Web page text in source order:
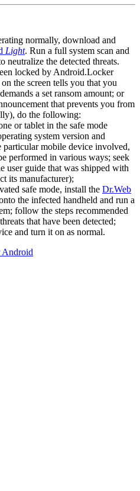
normally, download and
Light. Run a full system scan and
neutralize the detected threats.
locked by Android.Locker
the screen tells you that you
a set ransom amount; or
that prevents you from
do the following:
or tablet in the safe mode
system version and
particular mobile device involved,
performed in various ways; seek
user guide that was shipped with
its manufacturer);
safe mode, install the Dr.Web
the infected handheld and run a
follow the steps recommended
that have been detected;
and turn it on as normal.
Android